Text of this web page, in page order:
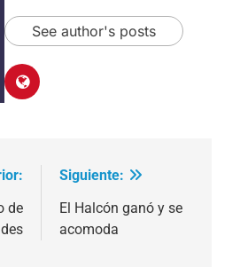
See author's posts
de
Siguiente:
El Halcón ganó y se
acomoda